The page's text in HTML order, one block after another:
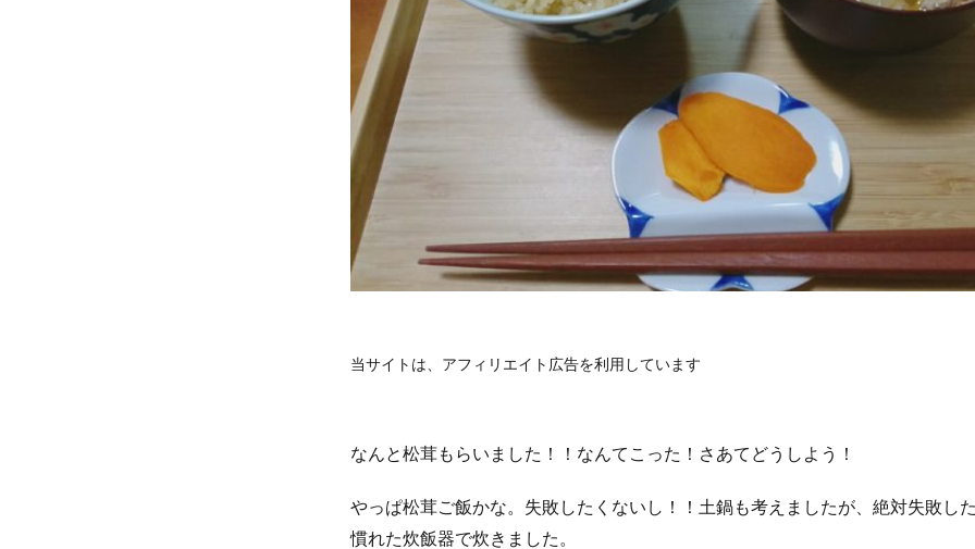
当サイトは、アフィリエイト広告を利用しています
なんと松茸もらいました！！なんてこった！さあてどうしよう！
やっぱ松茸ご飯かな。失敗したくないし！！土鍋も考えましたが、絶対失敗し
慣れた炊飯器で炊きました。